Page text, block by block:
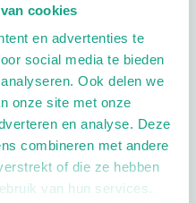
cookies
en advertenties te
social media te bieden
Ook delen we
onze site met onze
en analyse. Deze
combineren met andere
of die ze hebben
van hun services.